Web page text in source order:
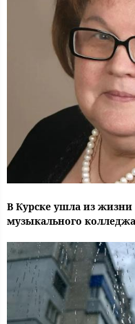
В Курске ушла из
музыкального